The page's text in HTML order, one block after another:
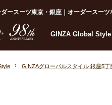
ースーツ東京・銀座｜オーダースー
GINZA Global Style
GINZAグローバルスタイル 銀座5丁